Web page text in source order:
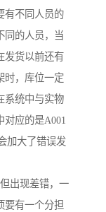
有不同人员的
同的人员，当
发货以前还有
时，库位一定
系统中与实物
对应的是A001
加大了错误发
出现差错，一
要有一个分担